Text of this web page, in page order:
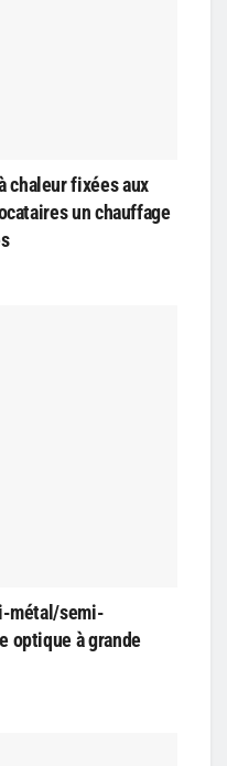
chaleur fixées aux
un chauffage
métal/semi-
optique à grande